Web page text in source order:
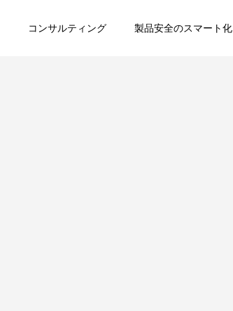
コンサルティング 製品安全のスマート化